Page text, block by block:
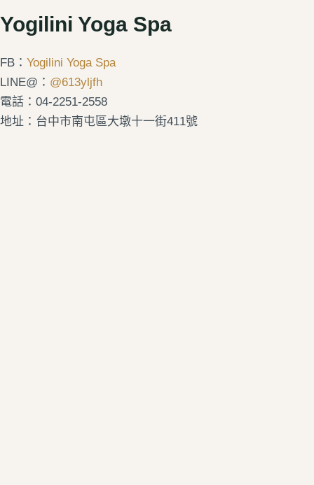
Yogilini Yoga Spa
FB： Yogilini Yoga Spa
LINE@： @613yljfh
電話：04-2251-2558
地址：台中市南屯區大墩十一街411號